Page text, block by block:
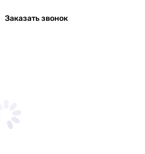
Заказать звонок